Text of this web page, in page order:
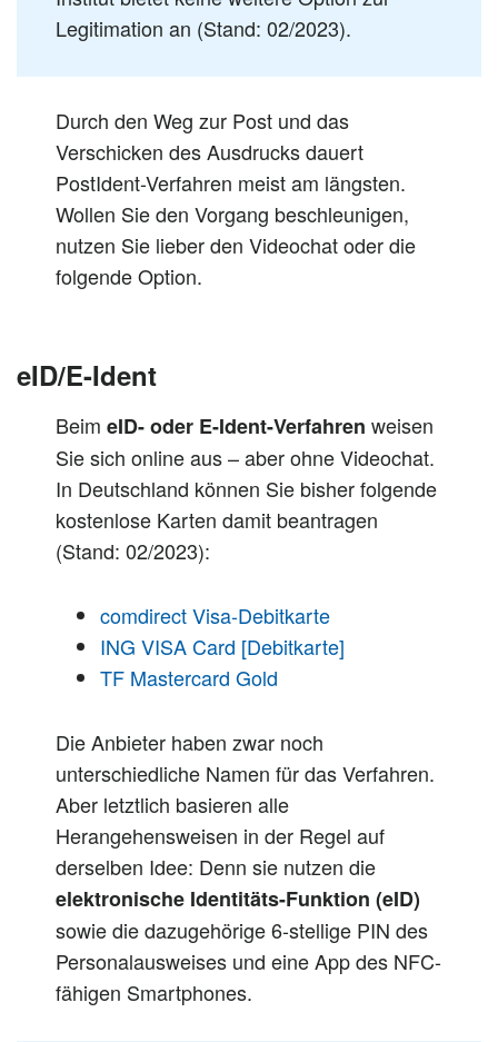
Legitimation an (Stand: 02/2023).
Durch den Weg zur Post und das
Verschicken des Ausdrucks dauert
PostIdent-Verfahren meist am längsten.
Wollen Sie den Vorgang beschleunigen,
nutzen Sie lieber den Videochat oder die
folgende Option.
eID/E-Ident
Beim eID- oder E-Ident-Verfahren weisen
Sie sich online aus – aber ohne Videochat.
In Deutschland können Sie bisher folgende
kostenlose Karten damit beantragen
(Stand: 02/2023):
comdirect Visa-Debitkarte
ING VISA Card [Debitkarte]
TF Mastercard Gold
Die Anbieter haben zwar noch
unterschiedliche Namen für das Verfahren.
Aber letztlich basieren alle
Herangehensweisen in der Regel auf
derselben Idee: Denn sie nutzen die
elektronische Identitäts-Funktion (eID)
sowie die dazugehörige 6-stellige PIN des
Personalausweises und eine App des NFC-
fähigen Smartphones.